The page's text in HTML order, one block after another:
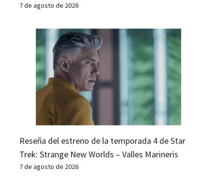
7 de agosto de 2026
Reseña del estreno de la temporada 4 de Star
Trek: Strange New Worlds – Valles Marineris
7 de agosto de 2026